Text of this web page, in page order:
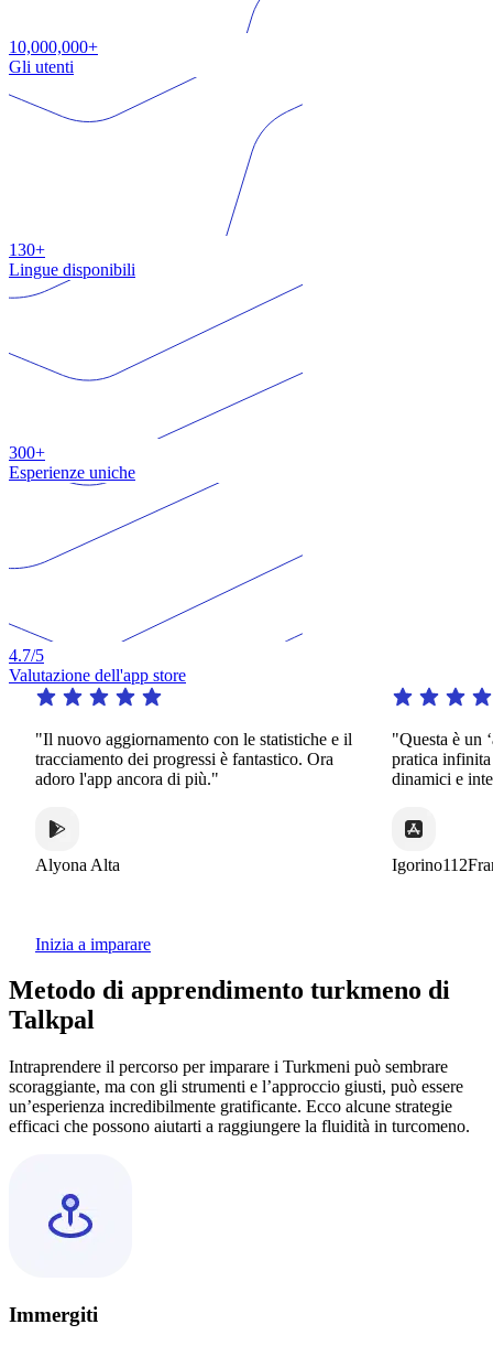
10,000,000+
Gli utenti
130+
Lingue disponibili
300+
Esperienze uniche
4.7/5
Valutazione dell'app store
nuovo aggiornamento con le statistiche e il
dei progressi è fantastico. Ora
l'app ancora di più."
Alta
"Questa è un ‘app
pratica infinita in
dinamici e
Igorino112France
Inizia a imparare
Metodo di apprendimento turkmeno di
Talkpal
Intraprendere il percorso per imparare i Turkmeni può sembrare
scoraggiante, ma con gli strumenti e l’approccio giusti, può essere
un’esperienza incredibilmente gratificante. Ecco alcune strategie
efficaci che possono aiutarti a raggiungere la fluidità in turcomeno.
Immergiti